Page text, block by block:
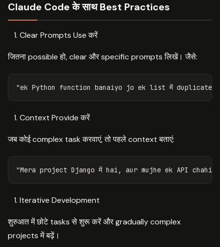
Claude Code के साथ Best Practices
Clear Prompts Use करें
जितना possible हो, clear और specific prompts लिखें। जैसे:
Context Provide करें
जब कोई complex task करवाएं, तो पहले context बताएं:
Iterative Development
शुरुआत में छोटे tasks से शुरू करें और gradually complex
projects में बढ़ें।